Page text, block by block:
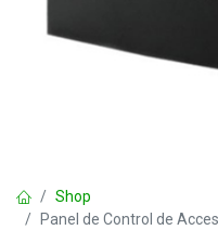
Shop
Panel de Control de